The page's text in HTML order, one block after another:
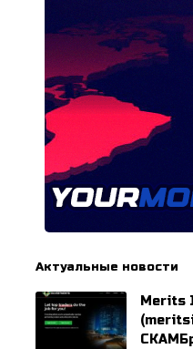
Актуальные новости
Merits